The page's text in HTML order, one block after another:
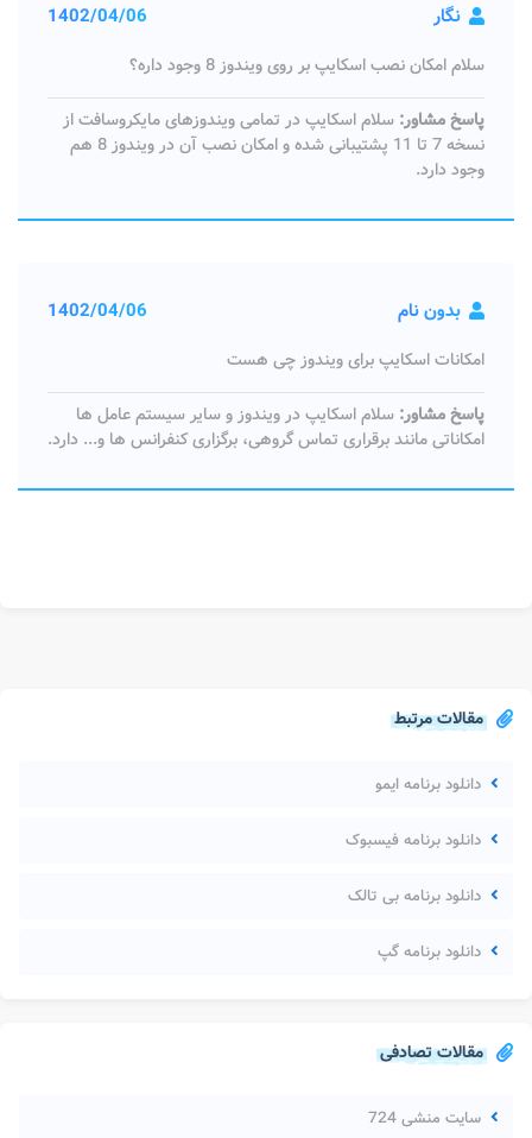
مقالات مرتبط
دانلود برنامه ایمو
دانلود برنامه فیسبوک
دانلود برنامه بی تالک
دانلود برنامه گپ
مقالات تصادفی
سایت منشی 724
نگار 1402/04/06
سلام امکان نصب اسکایپ بر روی ویندوز 8 وجود داره؟
پاسخ مشاور: سلام اسکایپ در تمامی ویندوزهای مایکروسافت از
نسخه 7 تا 11 پشتیبانی شده و امکان نصب آن در ویندوز 8 هم
وجود دارد.
بدون نام 1402/04/06
امکانات اسکایپ برای ویندوز چی هست
پاسخ مشاور: سلام اسکایپ در ویندوز و سایر سیستم عامل ها
امکاناتی مانند برقراری تماس گروهی، برگزاری کنفرانس ها و... دارد.